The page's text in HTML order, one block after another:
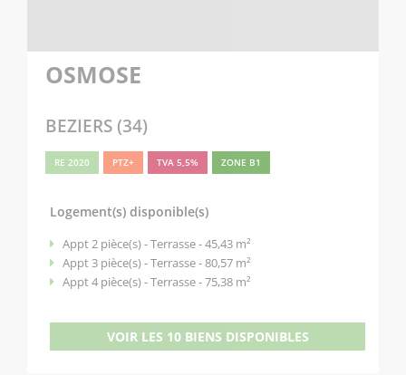
OSMOSE
BEZIERS (34)
RE 2020 PTZ+ TVA 5,5% ZONE B1
Logement(s) disponible(s)
Appt 2 pièce(s) - Terrasse - 45,43 m²
Appt 3 pièce(s) - Terrasse - 80,57 m²
Appt 4 pièce(s) - Terrasse - 75,38 m²
VOIR LES 10 BIENS DISPONIBLES